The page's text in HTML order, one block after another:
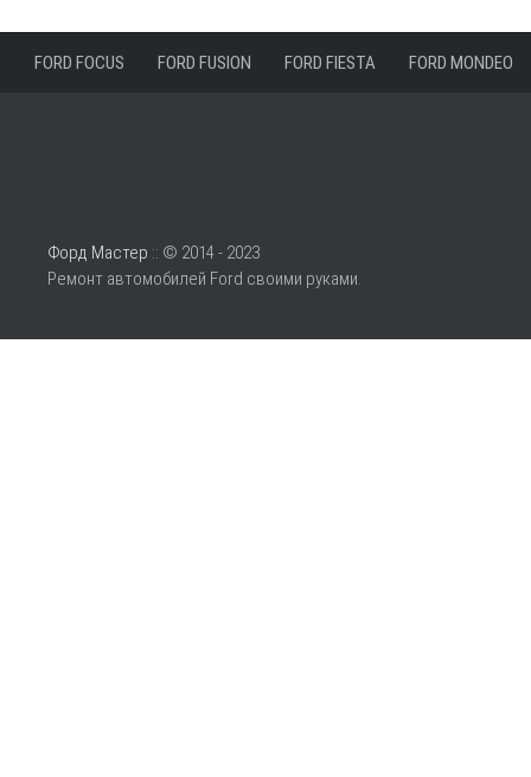
FORD FOCUS FORD FUSION FORD FIESTA FORD MONDEO
Форд Мастер :: © 2014 - 2023
Ремонт автомобилей Ford своими руками.